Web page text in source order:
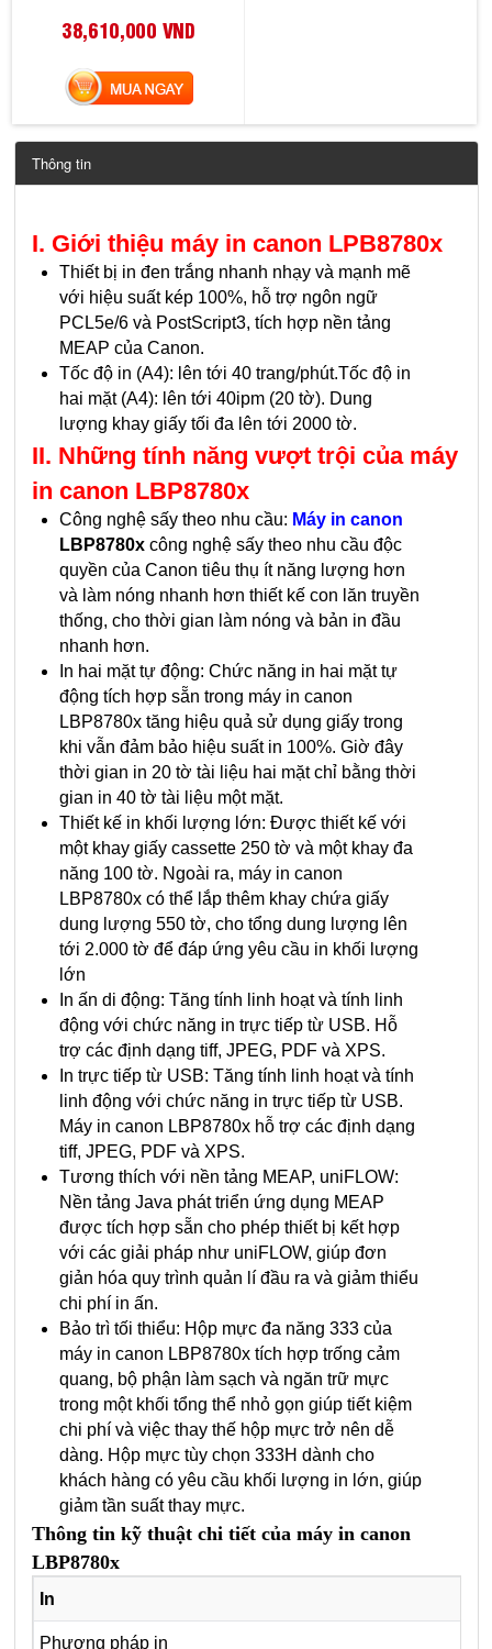
38,610,000 VND
MUA NGAY
Thông tin
I. Giới thiệu máy in canon LPB8780x
Thiết bị in đen trắng nhanh nhạy và mạnh mẽ
với hiệu suất kép 100%, hỗ trợ ngôn ngữ
PCL5e/6 và PostScript3, tích hợp nền tảng
MEAP của Canon.
Tốc độ in (A4): lên tới 40 trang/phút.Tốc độ in
hai mặt (A4): lên tới 40ipm (20 tờ). Dung
lượng khay giấy tối đa lên tới 2000 tờ.
II. Những tính năng vượt trội của máy
in canon LBP8780x
Công nghệ sấy theo nhu cầu: Máy in canon
LBP8780x công nghệ sấy theo nhu cầu độc
quyền của Canon tiêu thụ ít năng lượng hơn
và làm nóng nhanh hơn thiết kế con lăn truyền
thống, cho thời gian làm nóng và bản in đầu
nhanh hơn.
In hai mặt tự động: Chức năng in hai mặt tự
động tích hợp sẵn trong máy in canon
LBP8780x tăng hiệu quả sử dụng giấy trong
khi vẫn đảm bảo hiệu suất in 100%. Giờ đây
thời gian in 20 tờ tài liệu hai mặt chỉ bằng thời
gian in 40 tờ tài liệu một mặt.
Thiết kế in khối lượng lớn: Được thiết kế với
một khay giấy cassette 250 tờ và một khay đa
năng 100 tờ. Ngoài ra, máy in canon
LBP8780x có thể lắp thêm khay chứa giấy
dung lượng 550 tờ, cho tổng dung lượng lên
tới 2.000 tờ để đáp ứng yêu cầu in khối lượng
lớn
In ấn di động: Tăng tính linh hoạt và tính linh
động với chức năng in trực tiếp từ USB. Hỗ
trợ các định dạng tiff, JPEG, PDF và XPS.
In trực tiếp từ USB: Tăng tính linh hoạt và tính
linh động với chức năng in trực tiếp từ USB.
Máy in canon LBP8780x hỗ trợ các định dạng
tiff, JPEG, PDF và XPS.
Tương thích với nền tảng MEAP, uniFLOW:
Nền tảng Java phát triển ứng dụng MEAP
được tích hợp sẵn cho phép thiết bị kết hợp
với các giải pháp như uniFLOW, giúp đơn
giản hóa quy trình quản lí đầu ra và giảm thiểu
chi phí in ấn.
Bảo trì tối thiểu: Hộp mực đa năng 333 của
máy in canon LBP8780x tích hợp trống cảm
quang, bộ phận làm sạch và ngăn trữ mực
trong một khối tổng thể nhỏ gọn giúp tiết kiệm
chi phí và việc thay thế hộp mực trở nên dễ
dàng. Hộp mực tùy chọn 333H dành cho
khách hàng có yêu cầu khối lượng in lớn, giúp
giảm tần suất thay mực.
Thông tin kỹ thuật chi tiết của máy in canon
LBP8780x
In
Phương pháp in